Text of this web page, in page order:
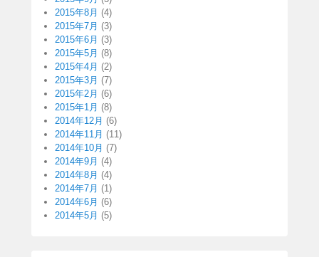
2015年8月 (4)
2015年7月 (3)
2015年6月 (3)
2015年5月 (8)
2015年4月 (2)
2015年3月 (7)
2015年2月 (6)
2015年1月 (8)
2014年12月 (6)
2014年11月 (11)
2014年10月 (7)
2014年9月 (4)
2014年8月 (4)
2014年7月 (1)
2014年6月 (6)
2014年5月 (5)